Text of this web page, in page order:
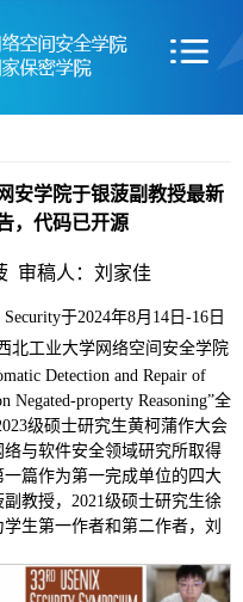
安学院于银菠副教授最新
，代码已开源
审稿人：刘家佳
于2024年8月14日-16日
北工业大学网络空间安全学院
Detection and Repair of
Negated-property Reasoning”全
级硕士研究生黄柯蒲作大会
与软件安全领域研究所取得
篇作为第一完成单位的四大
教授，2021级硕士研究生徐
生第一作者和第二作者，刘